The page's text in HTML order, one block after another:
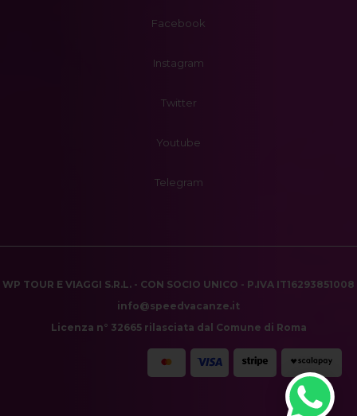
Facebook
Instagram
Twitter
Youtube
Telegram
WP TOUR E VIAGGI S.R.L. - CON SOCIO UNICO - P.IVA IT16293851008
info@speedvacanze.it
Licenza n° 32665 rilasciata dal Comune di Roma